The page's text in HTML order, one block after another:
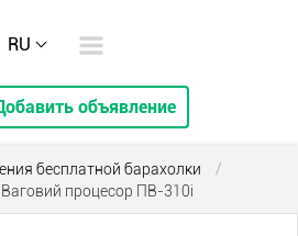
RU
объявление
бесплатной барахолки
/
Ваговий процесор ПВ-310i